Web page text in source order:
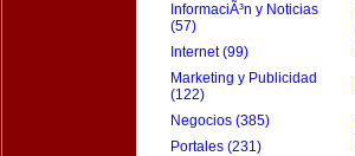
InformaciÃ³n y Noticias
(57)
Internet (99)
Marketing y Publicidad
(122)
Negocios (385)
Portales (231)